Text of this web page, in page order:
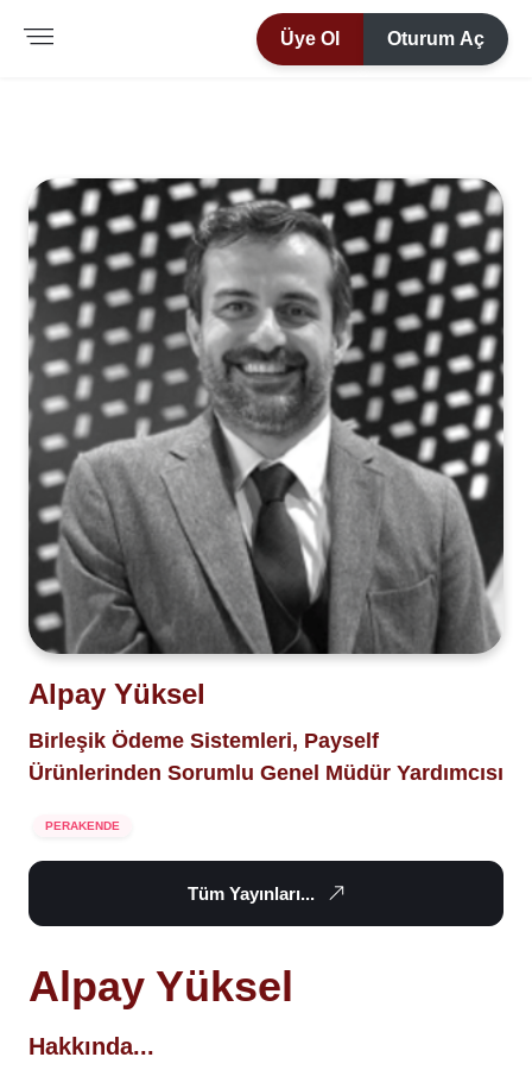
Üye Ol Oturum Aç
Alpay Yüksel
Birleşik Ödeme Sistemleri, Payself
Ürünlerinden Sorumlu Genel Müdür Yardımcısı
PERAKENDE
Tüm Yayınları...
Alpay Yüksel
Hakkında...